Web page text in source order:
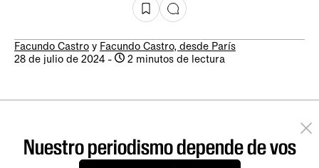
Facundo Castro y Facundo Castro, desde París
28 de julio de 2024 - 2 minutos de lectura
Nuestro periodismo depende de vos